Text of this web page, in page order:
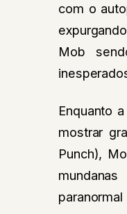
com o
Mob
Enquanto
mostrar
Punch),